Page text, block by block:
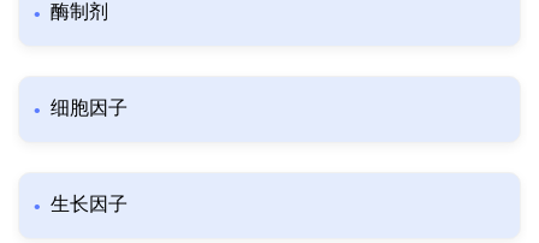
酶制剂
细胞因子
生长因子